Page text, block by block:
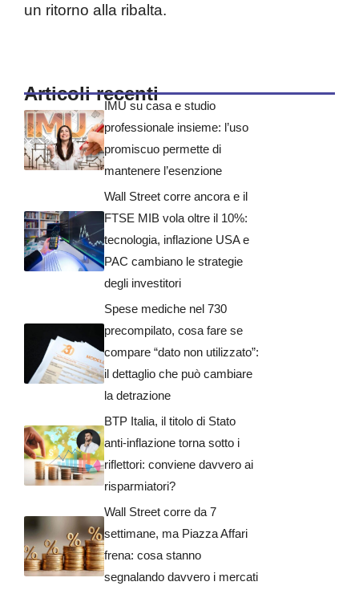
un ritorno alla ribalta.
Articoli recenti
IMU su casa e studio
professionale insieme: l’uso
promiscuo permette di
mantenere l’esenzione
Wall Street corre ancora e il
FTSE MIB vola oltre il 10%:
tecnologia, inflazione USA e
PAC cambiano le strategie
degli investitori
Spese mediche nel 730
precompilato, cosa fare se
compare “dato non utilizzato”:
il dettaglio che può cambiare
la detrazione
BTP Italia, il titolo di Stato
anti-inflazione torna sotto i
riflettori: conviene davvero ai
risparmiatori?
Wall Street corre da 7
settimane, ma Piazza Affari
frena: cosa stanno
segnalando davvero i mercati